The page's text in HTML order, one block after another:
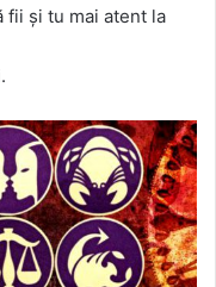
fii și tu mai atent la